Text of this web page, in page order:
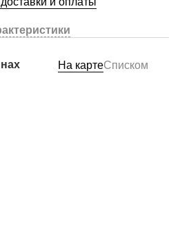
На картеСписком